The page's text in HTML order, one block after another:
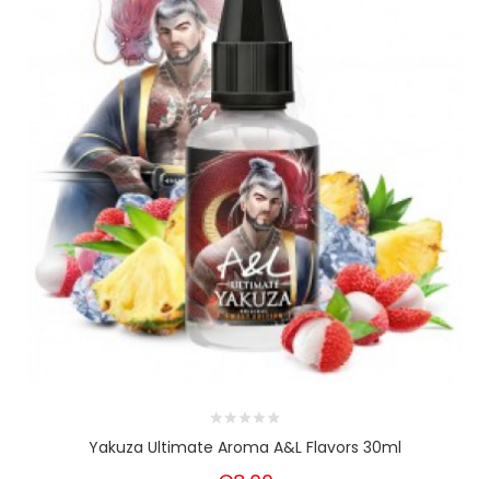
Yakuza Ultimate Aroma A&L Flavors 30ml